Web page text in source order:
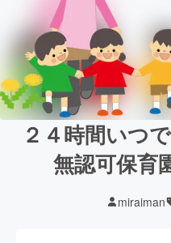
２４時間いつ
無認可保育
miraiman